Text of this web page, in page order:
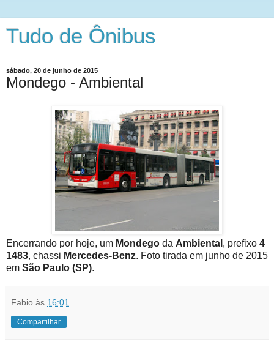
Tudo de Ônibus
sábado, 20 de junho de 2015
Mondego - Ambiental
Encerrando por hoje, um Mondego da Ambiental , prefixo 4
1483, chassi Mercedes-Benz. Foto tirada em junho de 2015
em São Paulo (SP).
Fabio às 16:01
Compartilhar